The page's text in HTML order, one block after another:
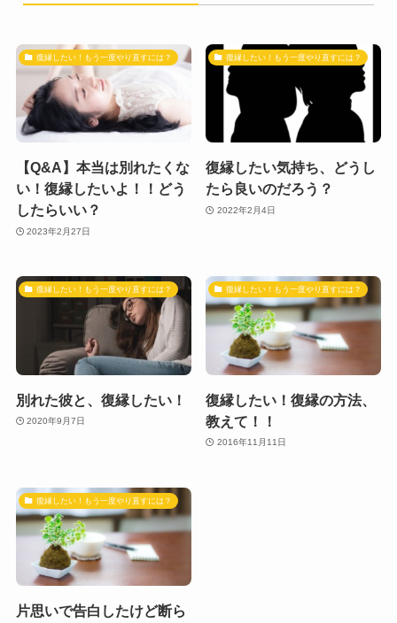
復縁したい！もう一度やり直すには？
【Q&A】本当は別れたくな
い！復縁したいよ！！どう
したらいい？
2023年2月27日
復縁したい！もう一度やり直すには？
復縁したい気持ち、どうし
たら良いのだろう？
2022年2月4日
復縁したい！もう一度やり直すには？
別れた彼と、復縁したい！
2020年9月7日
復縁したい！もう一度やり直すには？
復縁したい！復縁の方法、
教えて！！
2016年11月11日
復縁したい！もう一度やり直すには？
片思いで告白したけど断ら